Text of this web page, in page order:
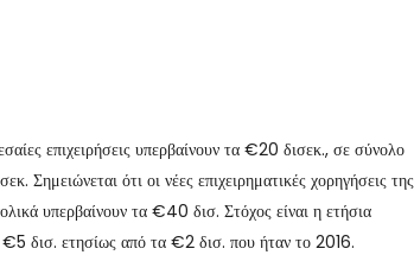
επιχειρήσεις υπερβαίνουν τα €20 δισεκ., σε σύνολο
Σημειώνεται ότι οι νέες επιχειρηματικές χορηγήσεις της
υπερβαίνουν τα €40 δισ. Στόχος είναι η ετήσια
δισ. ετησίως από τα €2 δισ. που ήταν το 2016.